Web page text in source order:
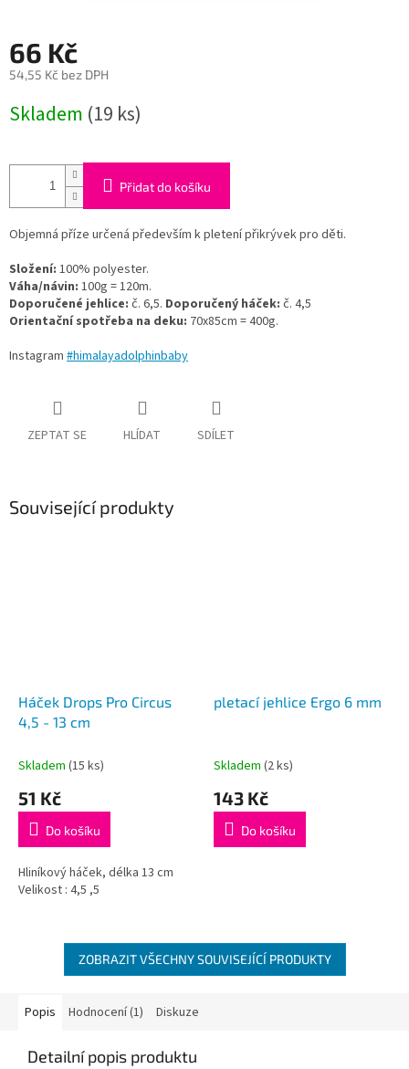
66 Kč
54,55 Kč bez DPH
cena:
Skladem (19 ks)
Přidat do košíku
Objemná příze určená především k pletení přikrývek pro děti.
Složení: 100% polyester.
Váha/návin: 100g = 120m.
Doporučené jehlice: č. 6,5. Doporučený háček: č. 4,5
Orientační spotřeba na deku: 70x85cm = 400g.
Instagram #himalayadolphinbaby
ZEPTAT SE HLÍDAT SDÍLET
Související produkty
Háček Drops Pro Circus
4,5 - 13 cm
Skladem (15 ks)
51 Kč
Do košíku
Hliníkový háček, délka 13 cm
Velikost : 4,5 ,5
pletací jehlice Ergo 6 mm
Skladem (2 ks)
143 Kč
Do košíku
ZOBRAZIT VŠECHNY SOUVISEJÍCÍ PRODUKTY
Popis Hodnocení (1) Diskuze
Detailní popis produktu